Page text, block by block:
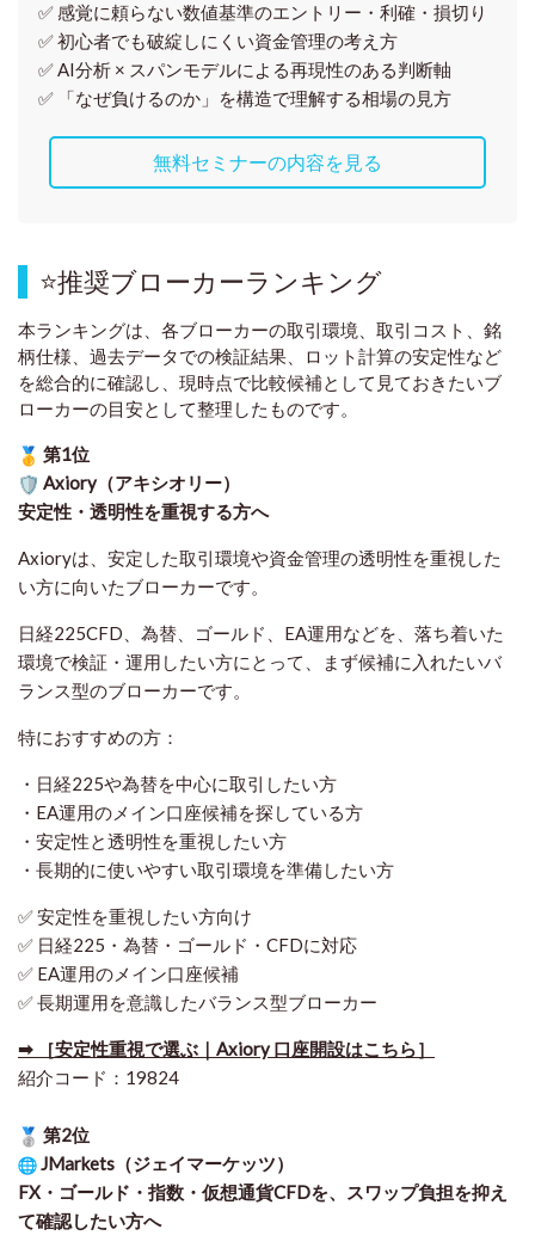
✅ 感覚に頼らない数値基準のエントリー・利確・損切り
✅ 初心者でも破綻しにくい資金管理の考え方
✅ AI分析 × スパンモデルによる再現性のある判断軸
✅ 「なぜ負けるのか」を構造で理解する相場の見方
無料セミナーの内容を見る
⭐推奨ブローカーランキング
本ランキングは、各ブローカーの取引環境、取引コスト、銘
柄仕様、過去データでの検証結果、ロット計算の安定性など
を総合的に確認し、現時点で比較候補として見ておきたいブ
ローカーの目安として整理したものです。
第1位
Axiory（アキシオリー）
安定性・透明性を重視する方へ
Axioryは、安定した取引環境や資金管理の透明性を重視した
い方に向いたブローカーです。
日経225CFD、為替、ゴールド、EA運用などを、落ち着いた
環境で検証・運用したい方にとって、まず候補に入れたいバ
ランス型のブローカーです。
特におすすめの方：
・日経225や為替を中心に取引したい方
・EA運用のメイン口座候補を探している方
・安定性と透明性を重視したい方
・長期的に使いやすい取引環境を準備したい方
✅ 安定性を重視したい方向け
✅ 日経225・為替・ゴールド・CFDに対応
✅ EA運用のメイン口座候補
✅ 長期運用を意識したバランス型ブローカー
➡ ［安定性重視で選ぶ｜Axiory 口座開設はこちら］
紹介コード：19824
第2位
JMarkets（ジェイマーケッツ）
FX・ゴールド・指数・仮想通貨CFDを、スワップ負担を抑え
て確認したい方へ